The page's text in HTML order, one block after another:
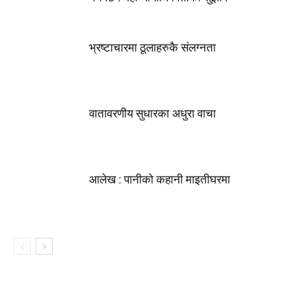
भ्रष्टाचारमा ठूलाहरुकै संलग्नता
वातावरणीय सुधारका अधुरा वाचा
आलेख : पानीको कहानी माइतीघरमा